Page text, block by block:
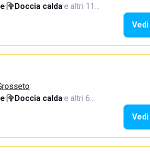
· Doccia calda·e altri 11…
· Doccia calda·e altri 6…